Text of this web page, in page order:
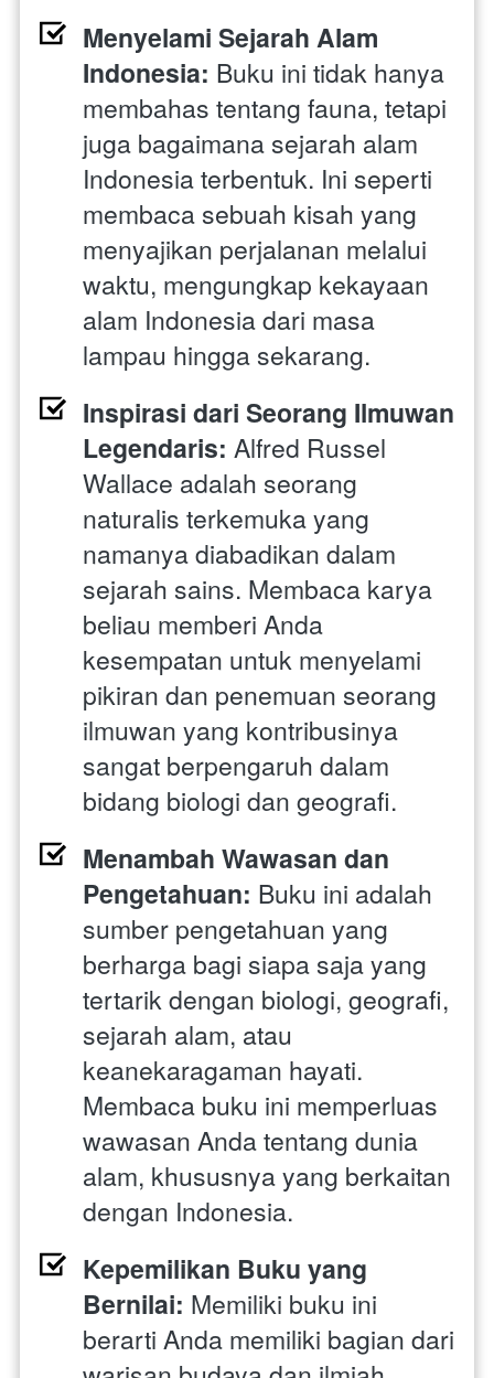
Menyelami Sejarah Alam
Indonesia: Buku ini tidak hanya
membahas tentang fauna, tetapi
juga bagaimana sejarah alam
Indonesia terbentuk. Ini seperti
membaca sebuah kisah yang
menyajikan perjalanan melalui
waktu, mengungkap kekayaan
alam Indonesia dari masa
lampau hingga sekarang.
Inspirasi dari Seorang Ilmuwan
Legendaris: Alfred Russel
Wallace adalah seorang
naturalis terkemuka yang
namanya diabadikan dalam
sejarah sains. Membaca karya
beliau memberi Anda
kesempatan untuk menyelami
pikiran dan penemuan seorang
ilmuwan yang kontribusinya
sangat berpengaruh dalam
bidang biologi dan geografi.
Menambah Wawasan dan
Pengetahuan: Buku ini adalah
sumber pengetahuan yang
berharga bagi siapa saja yang
tertarik dengan biologi, geografi,
sejarah alam, atau
keanekaragaman hayati.
Membaca buku ini memperluas
wawasan Anda tentang dunia
alam, khususnya yang berkaitan
dengan Indonesia.
Kepemilikan Buku yang
Bernilai: Memiliki buku ini
berarti Anda memiliki bagian dari